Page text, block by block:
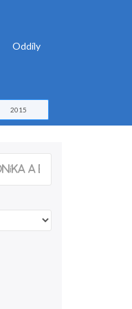
Oddíly
2015